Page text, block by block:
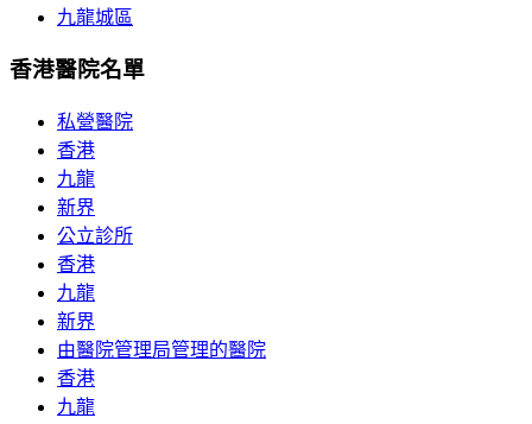
九龍城區
香港醫院名單
私營醫院
香港
九龍
新界
公立診所
香港
九龍
新界
由醫院管理局管理的醫院
香港
九龍